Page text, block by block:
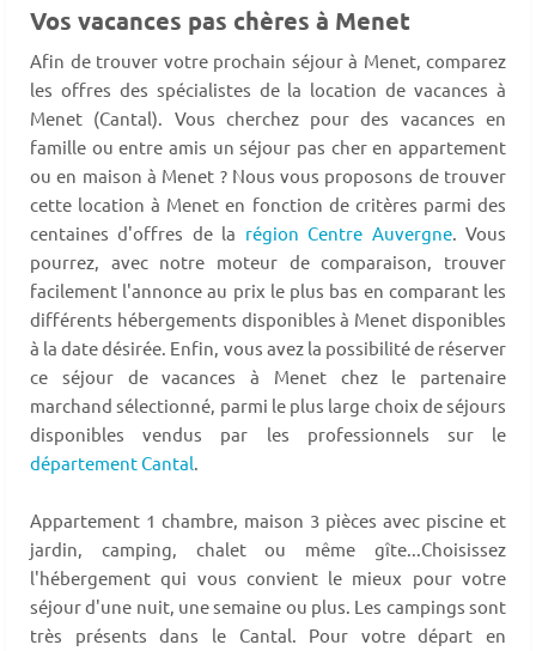
Vos vacances pas chères à Menet
Afin de trouver votre prochain séjour à Menet, comparez
les offres des spécialistes de la location de vacances à
Menet (Cantal). Vous cherchez pour des vacances en
famille ou entre amis un séjour pas cher en appartement
ou en maison à Menet ? Nous vous proposons de trouver
cette location à Menet en fonction de critères parmi des
centaines d'offres de la région Centre Auvergne. Vous
pourrez, avec notre moteur de comparaison, trouver
facilement l'annonce au prix le plus bas en comparant les
différents hébergements disponibles à Menet disponibles
à la date désirée. Enfin, vous avez la possibilité de réserver
ce séjour de vacances à Menet chez le partenaire
marchand sélectionné, parmi le plus large choix de séjours
disponibles vendus par les professionnels sur le
département Cantal.
Appartement 1 chambre, maison 3 pièces avec piscine et
jardin, camping, chalet ou même gîte...Choisissez
l'hébergement qui vous convient le mieux pour votre
séjour d'une nuit, une semaine ou plus. Les campings sont
très présents dans le Cantal. Pour votre départ en